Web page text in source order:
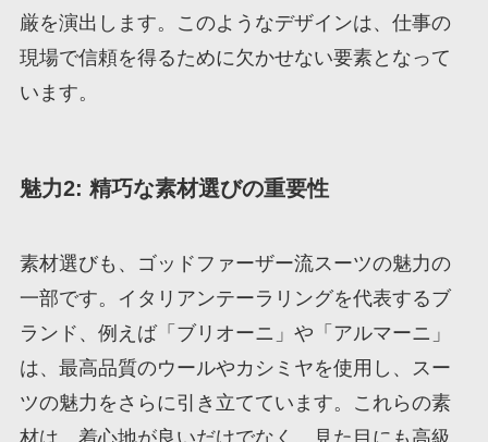
厳を演出します。このようなデザインは、仕事の
現場で信頼を得るために欠かせない要素となって
います。
魅力2: 精巧な素材選びの重要性
素材選びも、ゴッドファーザー流スーツの魅力の
一部です。イタリアンテーラリングを代表するブ
ランド、例えば「ブリオーニ」や「アルマーニ」
は、最高品質のウールやカシミヤを使用し、スー
ツの魅力をさらに引き立てています。これらの素